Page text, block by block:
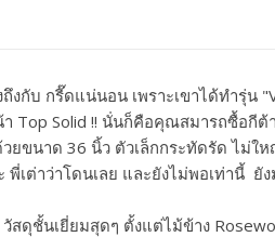
กับ กรี๊ดแน่นอน เพราะเขาได้ทำรุ่น
Top Solid !! นั่นก็คือคุณสมารถซื้อกี
ยขนาด 36 นิ้ว ตัวเล็กกระทัดรัด ไม่ใ
เต่าว่าโดนเลย และยังไม่พอเท่านี้ ยั
ดุชั้นเยี่ยมสุดๆ ตั้งแต่ไม้ข้าง